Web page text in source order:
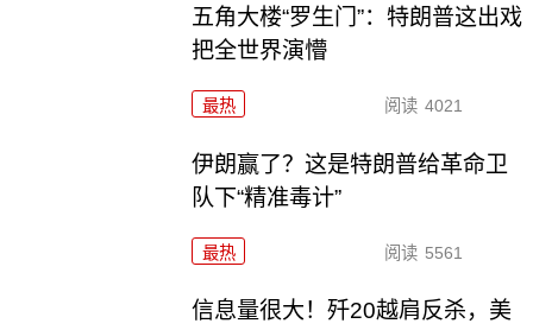
五角大楼“罗生门”：特朗普这出戏
把全世界演懵
最热 阅读 4021
伊朗赢了？这是特朗普给革命卫
队下“精准毒计”
最热 阅读 5561
信息量很大！歼20越肩反杀，美